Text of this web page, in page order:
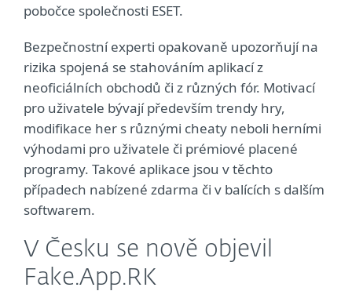
pobočce společnosti ESET.
Bezpečnostní experti opakovaně upozorňují na
rizika spojená se stahováním aplikací z
neoficiálních obchodů či z různých fór. Motivací
pro uživatele bývají především trendy hry,
modifikace her s různými cheaty neboli herními
výhodami pro uživatele či prémiové placené
programy. Takové aplikace jsou v těchto
případech nabízené zdarma či v balících s dalším
softwarem.
V Česku se nově objevil
Fake.App.RK